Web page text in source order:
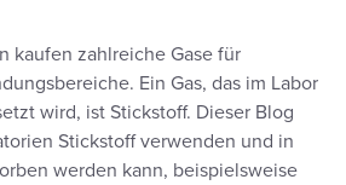
kaufen zahlreiche Gase für
Ein Gas, das im Labor
wird, ist Stickstoff. Dieser Blog
Stickstoff verwenden und in
werden kann, beispielsweise